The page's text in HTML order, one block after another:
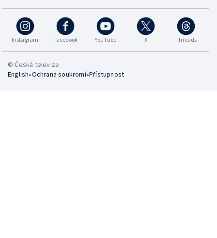
Instagram Facebook YouTube X Threads
© Česká televize
English•Ochrana soukromí•Přístupnost